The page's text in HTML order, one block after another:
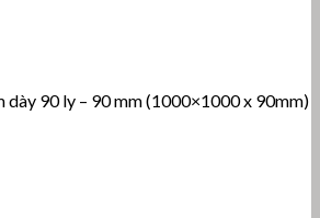
90 ly – 90 mm (1000×1000 x 90mm)